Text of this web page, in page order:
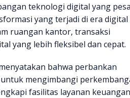
teknologi digital yang
yang terjadi di era digital
ruangan kantor, transaksi
yang lebih fleksibel dan cepat.
bahwa perbankan
mengimbangi
fasilitas layanan keuangan